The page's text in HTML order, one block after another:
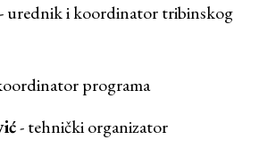
- urednik i koordinator tribinskog
programa
- tehnički organizator